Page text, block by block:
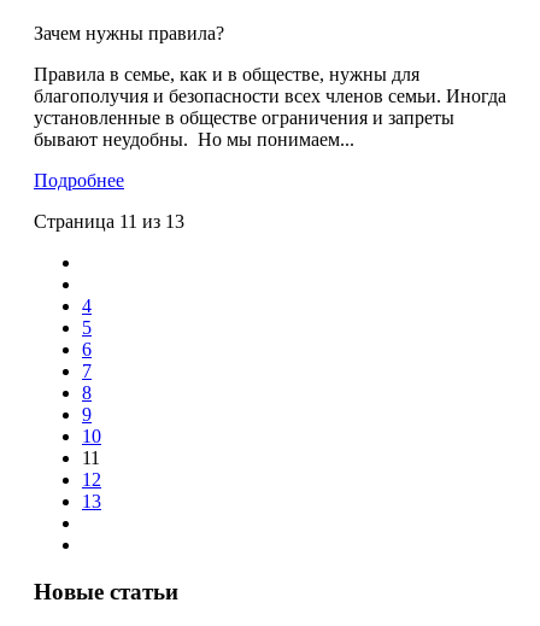
Зачем нужны правила?
Правила в семье, как и в обществе, нужны для
благополучия и безопасности всех членов семьи. Иногда
установленные в обществе ограничения и запреты
бывают неудобны. Но мы понимаем...
Подробнее
Страница 11 из 13
4
5
6
7
8
9
10
11
12
13
Новые статьи